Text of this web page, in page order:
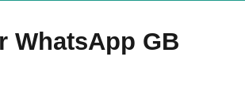
WhatsApp GB